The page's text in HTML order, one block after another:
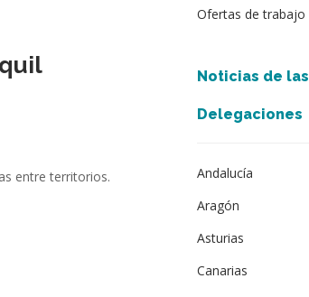
entre territorios.
Ofertas de trabajo
Noticias de las
Delegaciones
Andalucía
Aragón
Asturias
Canarias